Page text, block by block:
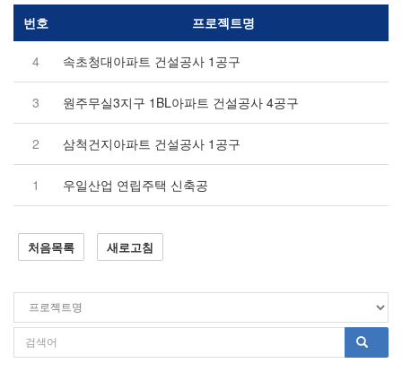
번호
프로젝트명
4 속초청대아파트 건설공사 1공구
3 원주무실3지구 1BL아파트 건설공사 4공구
2 삼척건지아파트 건설공사 1공구
1 우일산업 연립주택 신축공
처음목록 새로고침